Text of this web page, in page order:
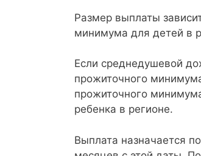
Размер выплаты
минимума для детей в
Если среднедушевой
прожиточного
прожиточного
ребенка в регионе.
Выплата назначается